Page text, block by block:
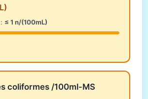
≤ 1 n/(100mL)
coliformes /100ml-MS